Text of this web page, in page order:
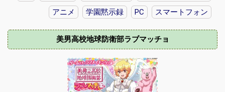
アニメ
学園黙示録 PC スマートフォン
美男高校地球防衛部ラブマッチョ